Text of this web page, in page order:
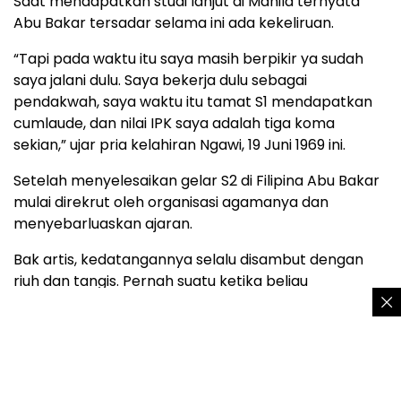
Abu Bakar tersadar selama ini ada kekeliruan.
“Tapi pada waktu itu saya masih berpikir ya sudah
saya jalani dulu. Saya bekerja dulu sebagai
pendakwah, saya waktu itu tamat S1 mendapatkan
cumlaude, dan nilai IPK saya adalah tiga koma
sekian,” ujar pria kelahiran Ngawi, 19 Juni 1969 ini.
Setelah menyelesaikan gelar S2 di Filipina Abu Bakar
mulai direkrut oleh organisasi agamanya dan
menyebarluaskan ajaran.
Bak artis, kedatangannya selalu disambut dengan
riuh dan tangis. Pernah suatu ketika beliau